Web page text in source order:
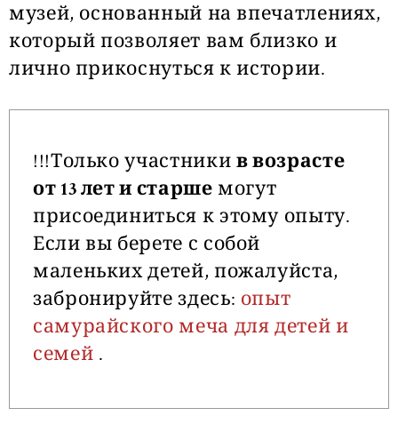
музей, основанный на впечатлениях,
который позволяет вам близко и
лично прикоснуться к истории.
!!!Только участники в возрасте
от 13 лет и старше могут
присоединиться к этому опыту.
Если вы берете с собой
маленьких детей, пожалуйста,
забронируйте здесь: опыт
самурайского меча для детей и
семей .